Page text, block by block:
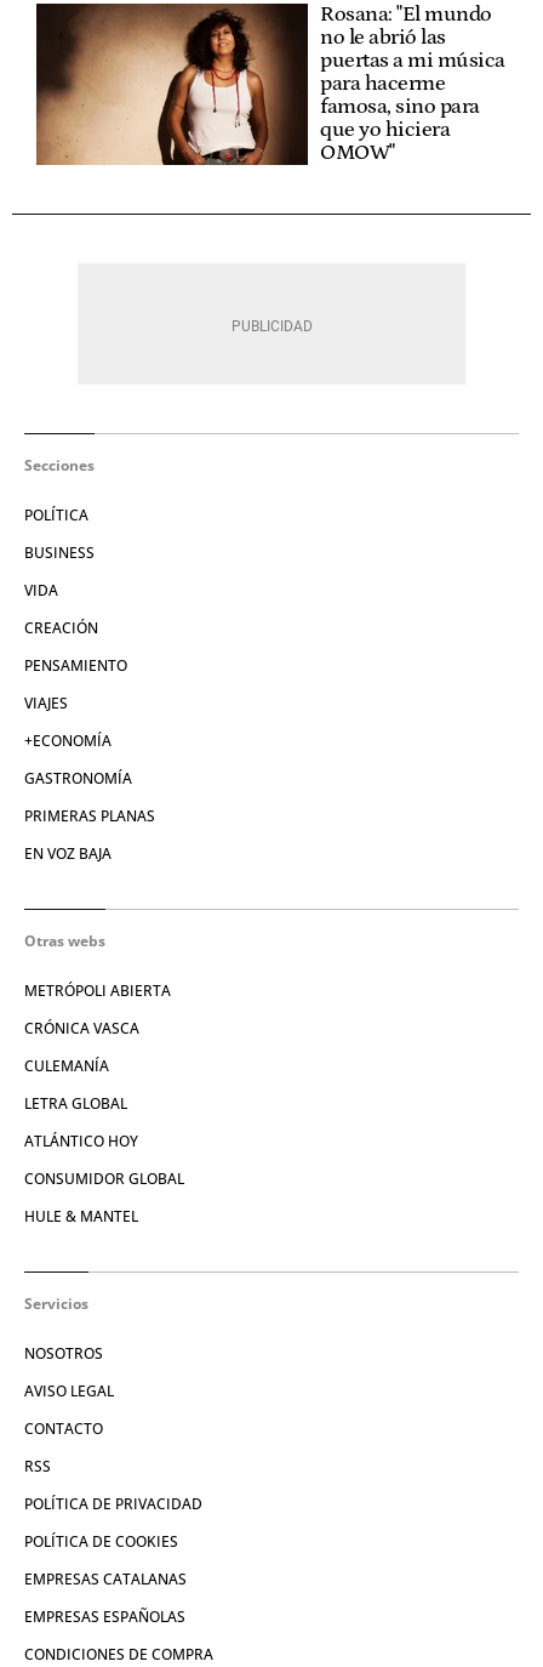
Rosana: "El mundo
no le abrió las
puertas a mi música
para hacerme
famosa, sino para
que yo hiciera
OMOW"
Secciones
POLÍTICA
BUSINESS
VIDA
CREACIÓN
PENSAMIENTO
VIAJES
+ECONOMÍA
GASTRONOMÍA
PRIMERAS PLANAS
EN VOZ BAJA
Otras webs
METRÓPOLI ABIERTA
CRÓNICA VASCA
CULEMANÍA
LETRA GLOBAL
ATLÁNTICO HOY
CONSUMIDOR GLOBAL
HULE & MANTEL
Servicios
NOSOTROS
AVISO LEGAL
CONTACTO
RSS
POLÍTICA DE PRIVACIDAD
POLÍTICA DE COOKIES
EMPRESAS CATALANAS
EMPRESAS ESPAÑOLAS
CONDICIONES DE COMPRA